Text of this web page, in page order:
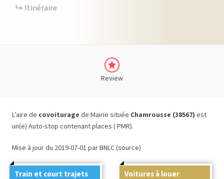
Itinéraire
Review
L’aire de covoiturage de Mairie située Chamrousse (38567) est
un(e) Auto-stop contenant places ( PMR).
Mise à jour du 2019-07-01 par BNLC (source)
Train et court trajets Voitures à louer